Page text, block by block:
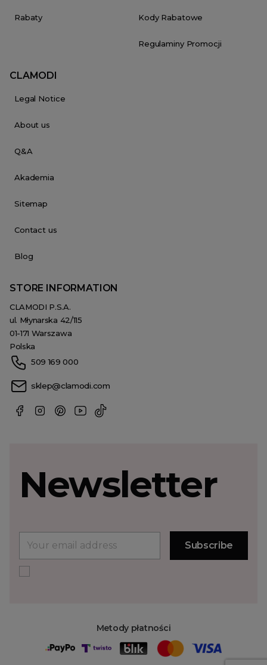
Rabaty Kody Rabatowe
Regulaminy Promocji
CLAMODI
Legal Notice
About us
Q&A
Akademia
Sitemap
Contact us
Blog
STORE INFORMATION
CLAMODI P.S.A.
ul. Młynarska 42/115
01-171 Warszawa
Polska
509 169 000
sklep@clamodi.com
Metody płatności
Newsletter